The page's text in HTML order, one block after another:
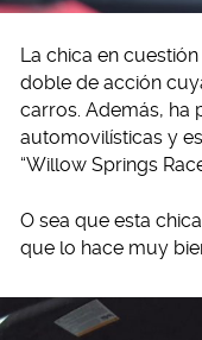
La chica en
doble de acción
carros. Además, ha
automovilísticas y
“Willow Springs
O sea que esta
que lo hace muy